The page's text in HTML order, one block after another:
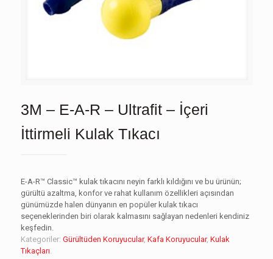
3M – E-A-R – Ultrafit – İçeri
İttirmeli Kulak Tıkacı
E-A-R™ Classic™ kulak tıkacını neyin farklı kıldığını ve bu ürünün;
gürültü azaltma, konfor ve rahat kullanım özellikleri açısından
günümüzde halen dünyanın en popüler kulak tıkacı
seçeneklerinden biri olarak kalmasını sağlayan nedenleri kendiniz
keşfedin.
Kategoriler: Gürültüden Koruyucular, Kafa Koruyucular, Kulak
Tıkaçları.